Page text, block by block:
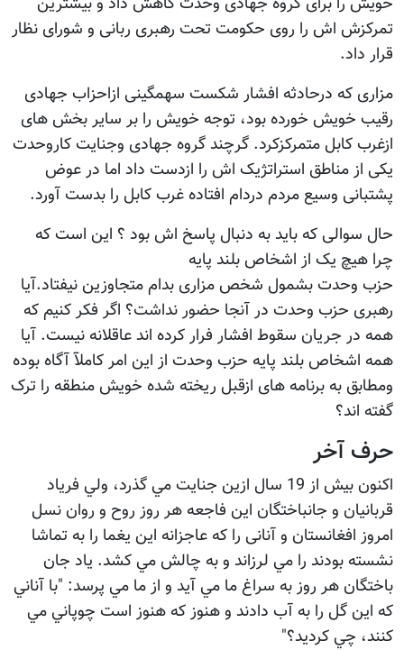
تمرکزش اش را روی حکومت تحت رهبری ربانی و شورای نظار
قرار داد.
مزاری که درحادثه افشار شکست سهمگینی ازاحزاب جهادی
رقیب خویش خورده بود، توجه خویش را بر سایر بخش های
ازغرب کابل متمرکزکرد. گرچند گروه جهادی وجنایت کاروحدت
یکی از مناطق استراتژیک اش را ازدست داد اما در عوض
پشتبانی وسیع مردم دردام افتاده غرب کابل را بدست آورد.
حال سوالی که باید به دنبال پاسخ اش بود ؟ این است که
چرا هیچ یک از اشخاص بلند پایه
حزب وحدت بشمول شخص مزاری بدام متجاوزین نیفتاد.آیا
رهبری حزب وحدت در آنجا حضور نداشت؟ اگر فکر کنیم که
همه در جریان سقوط افشار فرار کرده اند عاقلانه نیست. آیا
همه اشخاص بلند پایه حزب وحدت از این امر کاملآ آگاه بوده
ومطابق به برنامه های ازقبل ریخته شده خویش منطقه را ترک
گفته اند؟
حرف آخر
اكنون بيش از 19 سال ازين جنايت مي گذرد، ولي فرياد
قربانيان و جانباختگان اين فاجعه هر روز روح و روان نسل
امروز افغانستان و آنانی را كه عاجزانه اين يغما را به تماشا
نشسته بودند را مي لرزاند و به چالش مي كشد. ياد جان
باختگان هر روز به سراغ ما مي آيد و از ما مي پرسد: "با آناني
كه اين گل را به آب دادند و هنوز كه هنوز است چوپاني مي
كنند، چي كرديد؟"